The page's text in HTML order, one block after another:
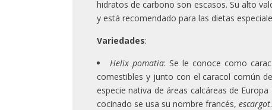
hidratos de carbono son escasos. Su alto
y está recomendado para las dietas
Variedades:
Helix pomatia: Se le conoce como
comestibles y junto con el caracol común
especie nativa de áreas calcáreas de
cocinado se usa su nombre francés, escargot